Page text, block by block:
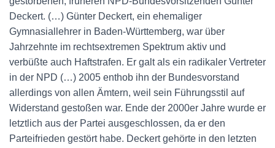
Deckert. (…) Günter Deckert, ein ehemaliger
Gymnasiallehrer in Baden-Württemberg, war über
Jahrzehnte im rechtsextremen Spektrum aktiv und
verbüßte auch Haftstrafen. Er galt als ein radikaler Vertreter
in der NPD (…) 2005 enthob ihn der Bundesvorstand
allerdings von allen Ämtern, weil sein Führungsstil auf
Widerstand gestoßen war. Ende der 2000er Jahre wurde er
letztlich aus der Partei ausgeschlossen, da er den
Parteifrieden gestört habe. Deckert gehörte in den letzten